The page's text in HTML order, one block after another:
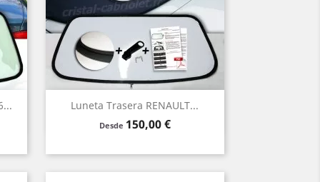
Luneta Trasera RENAULT...
Desde Precio
150,00 €
Vista rápida
VerdeClaroHumo